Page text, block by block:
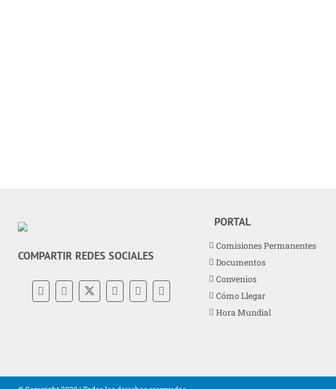
COMPARTIR REDES SOCIALES
PORTAL
Comisiones Permanentes
Documentos
Convenios
Cómo Llegar
Hora Mundial